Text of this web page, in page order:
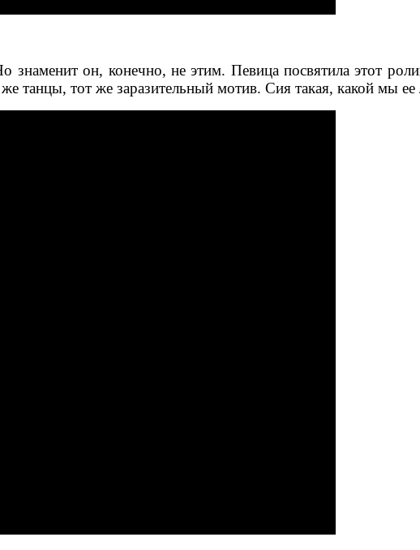
он, конечно, не этим. Певица посвятила этот
танцы, тот же заразительный мотив. Сия такая, какой мы